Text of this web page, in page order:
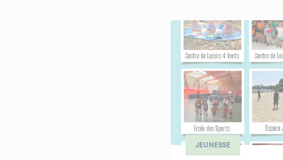
JEUNESSE